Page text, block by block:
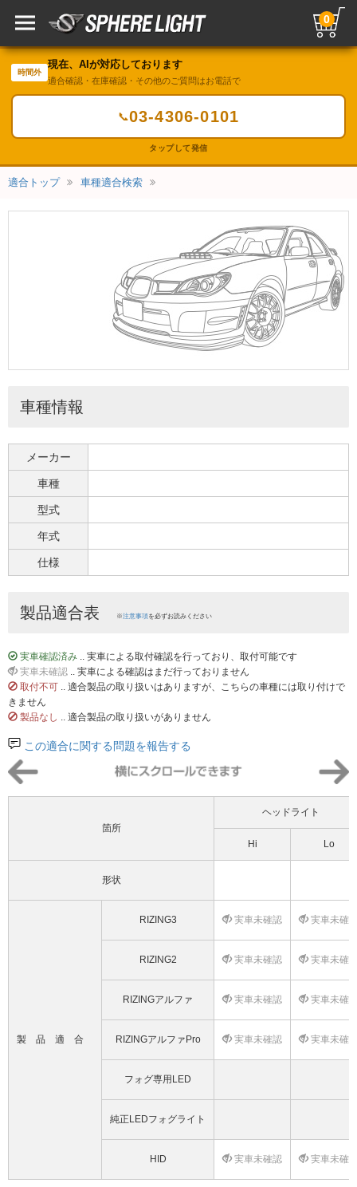
0
時間外
現在、AIが対応しております
適合確認・在庫確認・その他のご質問はお電話で
📞03-4306-0101
タップして発信
適合トップ 車種適合検索
車種情報
メーカー
車種
型式
年式
仕様
製品適合表 ※注意事項を必ずお読みください
実車確認済み .. 実車による取付確認を行っており、取付可能です
実車未確認 .. 実車による確認はまだ行っておりません
取付不可 .. 適合製品の取り扱いはありますが、こちらの車種には取り付けで
きません
製品なし .. 適合製品の取り扱いがありません
この適合に関する問題を報告する
箇所
ヘッドライト
Hi Lo
形状
製品適合
RIZING3 実車未確認 実車未確
RIZING2 実車未確認 実車未確
RIZINGアルファ 実車未確認 実車未確
RIZINGアルファPro 実車未確認 実車未確
フォグ専用LED
純正LEDフォグライト
HID 実車未確認 実車未確